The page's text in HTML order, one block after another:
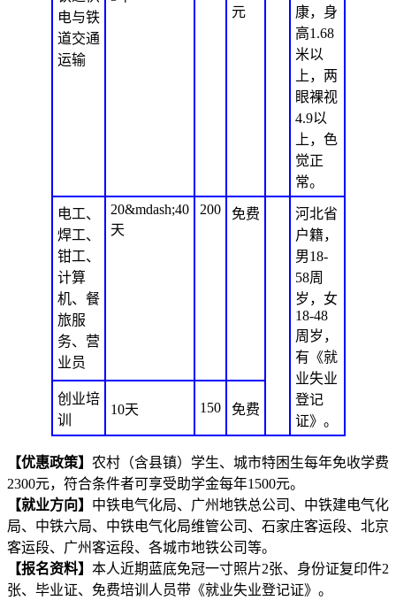
康，身
高1.68
米以
上，两
眼裸视
4.9以
上，色
觉正
常。
电与铁
道交通
运输
元
电工、
焊工、
钳工、
计算
机、餐
旅服
务、营
业员
20&mdash;40
天
200 免费
河北省
户籍，
男18-
58周
岁，女
18-48
周岁，
有《就
业失业
登记
证》。
创业培
训
10天 150 免费
【优惠政策】 农村（含县镇）学生、城市特困生每年免收学费
2300元，符合条件者可享受助学金每年1500元。
【就业方向】 中铁电气化局、广州地铁总公司、中铁建电气化
局、中铁六局、中铁电气化局维管公司、石家庄客运段、北京
客运段、广州客运段、各城市地铁公司等。
【报名资料】 本人近期蓝底免冠一寸照片2张、身份证复印件2
张、毕业证、免费培训人员带《就业失业登记证》。